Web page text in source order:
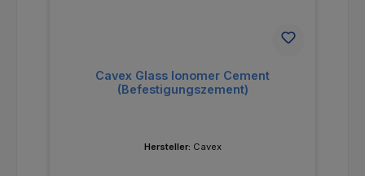
Cavex Glass Ionomer Cement
(Befestigungszement)
Hersteller: Cavex